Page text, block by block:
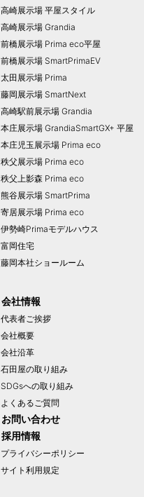
高崎展示場 平屋スタイル
高崎展示場 Grandia
前橋展示場 Prima eco平屋
前橋展示場 SmartPrimaEV
太田展示場 Prima
藤岡展示場 SmartNext
高崎駅前展示場 Grandia
本庄展示場 GrandiaSmartGX+ 平屋
本庄児玉展示場 Prima eco
秩父展示場 Prima eco
秩父上影森 Prima eco
熊谷展示場 SmartPrima
寄居展示場 Prima eco
伊勢崎Primaモデルハウス
富岡住宅
藤岡本社ショールーム
会社情報
代表者ご挨拶
会社概要
会社沿革
石田屋の取り組み
SDGsへの取り組み
よくあるご質問
お問い合わせ
採用情報
プライバシーポリシー
サイト利用規定